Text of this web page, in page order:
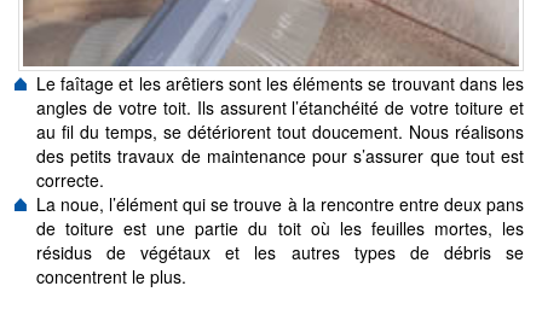
Le faîtage et les arêtiers sont les éléments se trouvant dans les
angles de votre toit. Ils assurent l’étanchéité de votre toiture et
au fil du temps, se détériorent tout doucement. Nous réalisons
des petits travaux de maintenance pour s’assurer que tout est
correcte.
La noue, l’élément qui se trouve à la rencontre entre deux pans
de toiture est une partie du toit où les feuilles mortes, les
résidus de végétaux et les autres types de débris se
concentrent le plus.